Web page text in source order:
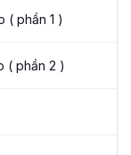
( phần 1 )
( phần 2 )